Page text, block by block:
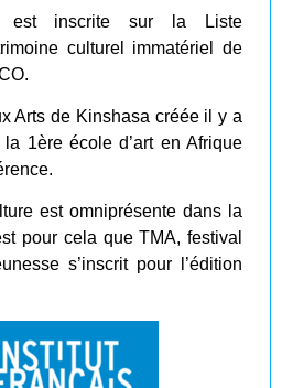
est inscrite sur la Liste
culturel immatériel de
Arts de Kinshasa créée il y a
1ère école d’art en Afrique
est omniprésente dans la
pour cela que TMA, festival
s’inscrit pour l’édition